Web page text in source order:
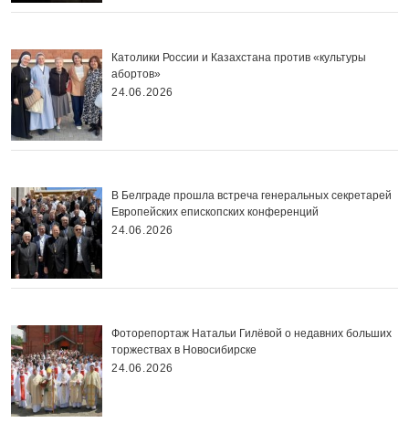
Католики России и Казахстана против «культуры
абортов»
24.06.2026
В Белграде прошла встреча генеральных секретарей
Европейских епископских конференций
24.06.2026
Фоторепортаж Натальи Гилёвой о недавних больших
торжествах в Новосибирске
24.06.2026